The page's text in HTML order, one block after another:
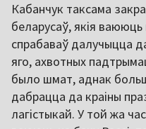
Кабанчук таксама
беларусаў, якія ваююць
спрабаваў далучыцца
яго, ахвотных
было шмат, аднак
дабрацца да краіны
лагістыкай. У той жа